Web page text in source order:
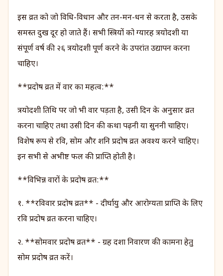
इस व्रत को जो विधि-विधान और तन-मन-धन से करता है, उसके
समस्त दुख दूर हो जाते हैं। सभी स्त्रियों को ग्यारह त्रयोदशी या
संपूर्ण वर्ष की २६ त्रयोदशी पूर्ण करने के उपरांत उद्यापन करना
चाहिए।
**प्रदोष व्रत में वार का महत्व:**
त्रयोदशी तिथि पर जो भी वार पड़ता है, उसी दिन के अनुसार व्रत
करना चाहिए तथा उसी दिन की कथा पढ़नी या सुननी चाहिए।
विशेष रूप से रवि, सोम और शनि प्रदोष व्रत अवश्य करने चाहिए।
इन सभी से अभीष्ट फल की प्राप्ति होती है।
**विभिन्न वारों के प्रदोष व्रत:**
१. **रविवार प्रदोष व्रत** - दीर्घायु और आरोग्यता प्राप्ति के लिए
रवि प्रदोष व्रत करना चाहिए।
२. **सोमवार प्रदोष व्रत** - ग्रह दशा निवारण की कामना हेतु
सोम प्रदोष व्रत करें।